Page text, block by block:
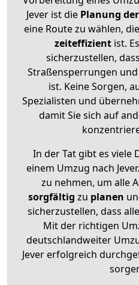
Jever ist diePlanung
eine Route zu wählen,
zeiteffizientist.
sicherzustellen,
Straßensperrungen
ist. Keine Sorgen,
Spezialisten und
damit Sie sich auf
In der Tat gibt es viele
einem Umzug nach
zu nehmen, um alle
sorgfältig zu planen
sicherzustellen, dass
Mit der richtigen
deutschlandweiter
Jever erfolgreich